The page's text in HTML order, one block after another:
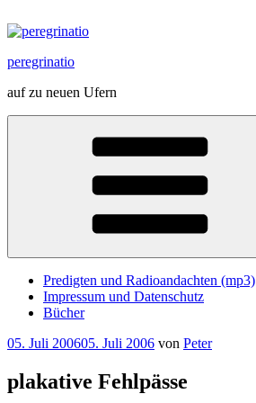
Inhalt
peregrinatio
auf zu neuen Ufern
Predigten und Radioandachten (mp3)
Impressum und Datenschutz
Bücher
Veröffentlicht
05. Juli 200605. Juli 2006 von Peter
plakative Fehlpässe